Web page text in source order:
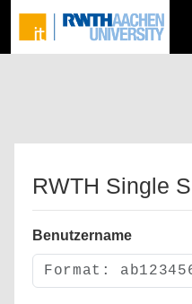
RWTH Single
Benutzername